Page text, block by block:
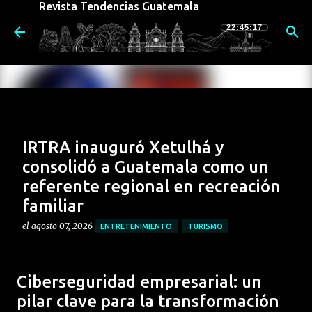
Revista Tendencias Guatemala
22:45:18
IRTRA inauguró Xetulhá y
consolidó a Guatemala como un
referente regional en recreación
familiar
el agosto 07, 2026 ENTRETENIMIENTO TURISMO
mundial, nuevas atracciones y un importante impulso
al turismo y al desarrollo económico del país.
Ciberseguridad empresarial: un
pilar clave para la transformación